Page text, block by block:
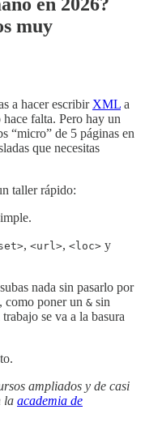
muy
a hacer escribir XML a
falta. Pero hay un
“micro” de 5 páginas en
que necesitas
taller rápido:
, <url>, <loc> y
nada sin pasarlo por
como poner un & sin
se va a la basura
ampliados y de casi
la academia de